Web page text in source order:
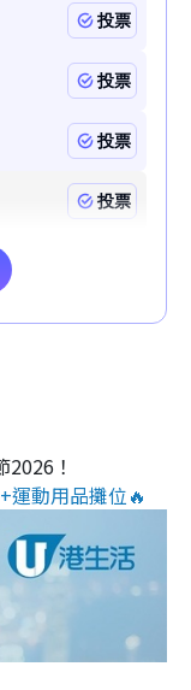
2026！
運動用品攤位🔥